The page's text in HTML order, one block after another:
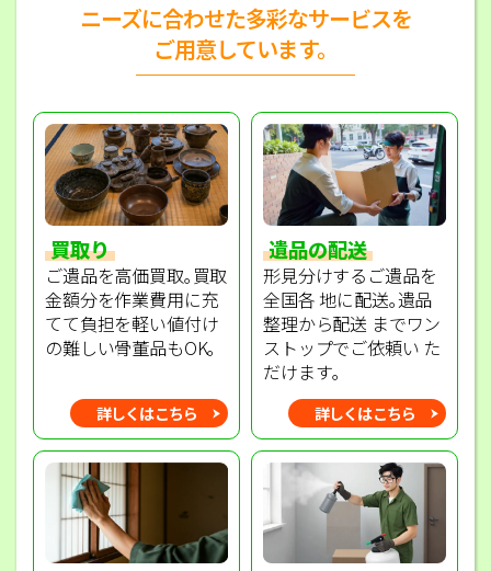
ニーズに合わせた多彩なサービスを
ご用意しています。
買取り
ご遺品を高価買取｡買取
金額分を作業費用に充
てて負担を軽い値付け
の難しい骨董品もOK｡
詳しくはこちら
遺品の配送
形見分けするご遺品を
全国各 地に配送｡遺品
整理から配送 までワン
ストップでご依頼い た
だけます｡
詳しくはこちら